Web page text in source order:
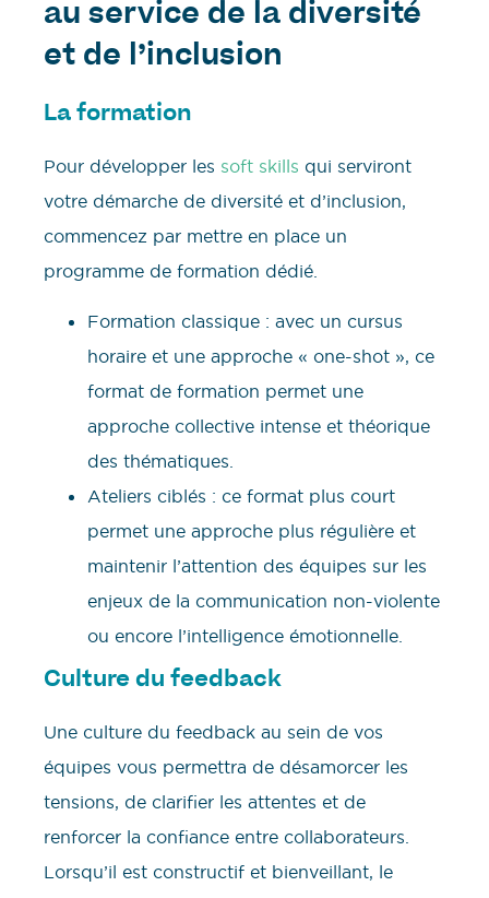
au service de la diversité
et de l’inclusion
La formation
Pour développer les soft skills qui serviront
votre démarche de diversité et d’inclusion,
commencez par mettre en place un
programme de formation dédié.
Formation classique : avec un cursus
horaire et une approche « one-shot », ce
format de formation permet une
approche collective intense et théorique
des thématiques.
Ateliers ciblés : ce format plus court
permet une approche plus régulière et
maintenir l’attention des équipes sur les
enjeux de la communication non-violente
ou encore l’intelligence émotionnelle.
Culture du feedback
Une culture du feedback au sein de vos
équipes vous permettra de désamorcer les
tensions, de clarifier les attentes et de
renforcer la confiance entre collaborateurs.
Lorsqu’il est constructif et bienveillant, le